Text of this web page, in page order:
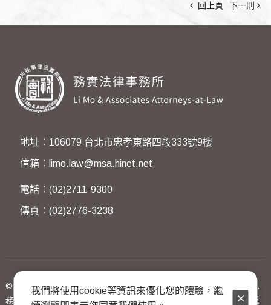
回上頁 下一則
地址：106079 台北市忠孝東路四段333號9樓
信箱：limo.law@msa.hinet.net
電話：(02)2711-9300
傳真：(02)2776-3238
© 2023 Li Mo & Associates Attorneys-at-Law. All Rights Reserved.
務實法律事務所著作權所有，非經同意不得翻印轉載或以任何方式重
我們將使用cookie等資訊來優化您的體驗，繼